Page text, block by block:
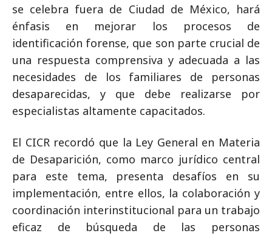
se celebra fuera de Ciudad de México, hará
énfasis en mejorar los procesos de
identificación forense, que son parte crucial de
una respuesta comprensiva y adecuada a las
necesidades de los familiares de personas
desaparecidas, y que debe realizarse por
especialistas altamente capacitados.
El CICR recordó que la Ley General en Materia
de Desaparición, como marco jurídico central
para este tema, presenta desafíos en su
implementación, entre ellos, la colaboración y
coordinación interinstitucional para un trabajo
eficaz de búsqueda de las personas